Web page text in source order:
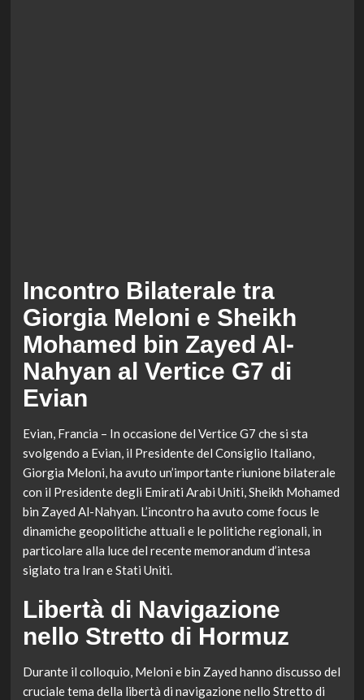
Incontro Bilaterale tra
Giorgia Meloni e Sheikh
Mohamed bin Zayed Al-
Nahyan al Vertice G7 di
Evian
Evian, Francia – In occasione del Vertice G7 che si sta
svolgendo a Evian, il Presidente del Consiglio Italiano,
Giorgia Meloni, ha avuto un’importante riunione bilaterale
con il Presidente degli Emirati Arabi Uniti, Sheikh Mohamed
bin Zayed Al-Nahyan. L’incontro ha avuto come focus le
dinamiche geopolitiche attuali e le politiche regionali, in
particolare alla luce del recente memorandum d’intesa
siglato tra Iran e Stati Uniti.
Libertà di Navigazione
nello Stretto di Hormuz
Durante il colloquio, Meloni e bin Zayed hanno discusso del
cruciale tema della libertà di navigazione nello Stretto di